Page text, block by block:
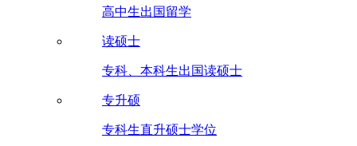
高中生出国留学
读硕士
专科、本科生出国读硕士
专升硕
专科生直升硕士学位